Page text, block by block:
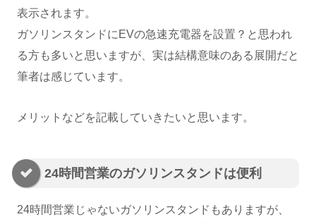
表示されます。
ガソリンスタンドにEVの急速充電器を設置？と思われ
る方も多いと思いますが、実は結構意味のある展開だと
筆者は感じています。
メリットなどを記載していきたいと思います。
24時間営業のガソリンスタンドは便利
24時間営業じゃないガソリンスタンドもありますが、